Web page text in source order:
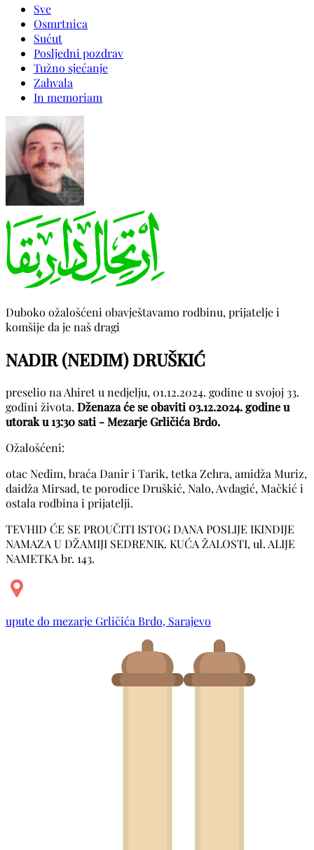
Sve
Osmrtnica
Sućut
Posljedni pozdrav
Tužno sjećanje
Zahvala
In memoriam
Duboko ožalošćeni obavještavamo rodbinu, prijatelje i
komšije da je naš dragi
NADIR (NEDIM) DRUŠKIĆ
preselio na Ahiret u nedjelju, 01.12.2024. godine u svojoj 33.
godini života. Dženaza će se obaviti 03.12.2024. godine u
utorak u 13:30 sati - Mezarje Grličića Brdo.
Ožalošćeni:
otac Nedim, braća Danir i Tarik, tetka Zehra, amidža Muriz,
daidža Mirsad, te porodice Druškić, Nalo, Avdagić, Mačkić i
ostala rodbina i prijatelji.
TEVHID ĆE SE PROUČITI ISTOG DANA POSLIJE IKINDIJE
NAMAZA U DŽAMIJI SEDRENIK. KUĆA ŽALOSTI, ul. ALIJE
NAMETKA br. 143.
upute do mezarje Grličića Brdo, Sarajevo